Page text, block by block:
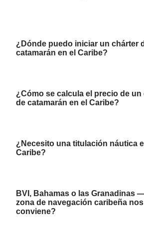
¿Dónde puedo iniciar un chárter
catamarán en el Caribe?
¿Cómo se calcula el precio de un
de catamarán en el Caribe?
¿Necesito una titulación náutica
Caribe?
BVI, Bahamas o las Granadinas
zona de navegación caribeña nos
conviene?